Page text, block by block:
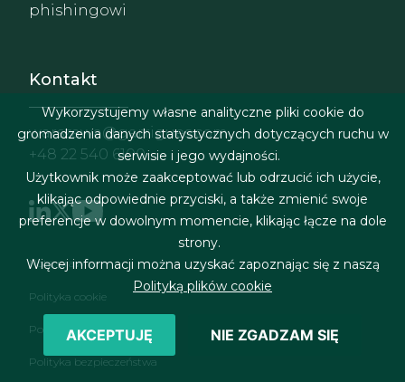
phishingowi
Kontakt
warszawa@garrigues.com
+48 22 540 6100
Menu stopki
Nota prawna
Polityka cookie
Polityka prywatności
Polityka bezpieczeństwa
Wykorzystujemy własne analityczne pliki cookie do
gromadzenia danych statystycznych dotyczących ruchu w
serwisie i jego wydajności.
Użytkownik może zaakceptować lub odrzucić ich użycie,
klikając odpowiednie przyciski, a także zmienić swoje
preferencje w dowolnym momencie, klikając łącze na dole
strony.
Więcej informacji można uzyskać zapoznając się z naszą
Polityką plików cookie
AKCEPTUJĘ NIE ZGADZAM SIĘ